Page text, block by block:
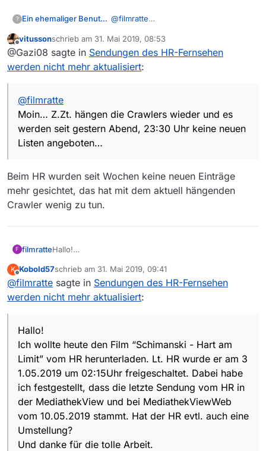
? Ein ehemaliger Benutzer @filmratte
wieder und es werden seit gestern
Abend, 23:30 Uhr keine neuen Listen
angeboten…
Offline
vitussonschrieb am 31. Mai 2019, 08:53
zuletzt editiert von
@Gazi08 sagte in Sendungen des HR-Fernsehen
werden nicht mehr aktualisiert:
@filmratte
Moin… Z.Zt. hängen die Crawlers wieder und es
werden seit gestern Abend, 23:30 Uhr keine neuen
Listen angeboten…
Beim HR wurden seit Wochen keine neuen Einträge
mehr gesichtet, das hat mit dem aktuell hängenden
Crawler wenig zu tun.
F filmratteHallo!
vom HR herunterladen. Lt. HR wurde er am 3
1.05.2019 um 02:15Uhr freigeschaltet. Dabei habe ich
festgestellt, dass die letzte Sendung vom HR in der
Und danke für die tolle Arbeit.
mfg
K
Offline
Kobold57schrieb am 31. Mai 2019, 09:41
zuletzt editiert von
@filmratte sagte in Sendungen des HR-Fernsehen
werden nicht mehr aktualisiert:
Hallo!
Ich wollte heute den Film “Schimanski - Hart am
Limit” vom HR herunterladen. Lt. HR wurde er am 3
1.05.2019 um 02:15Uhr freigeschaltet. Dabei habe
ich festgestellt, dass die letzte Sendung vom HR in
der MediathekView und bei MediathekViewWeb
vom 10.05.2019 stammt. Hat der HR evtl. auch eine
Umstellung?
Und danke für die tolle Arbeit.